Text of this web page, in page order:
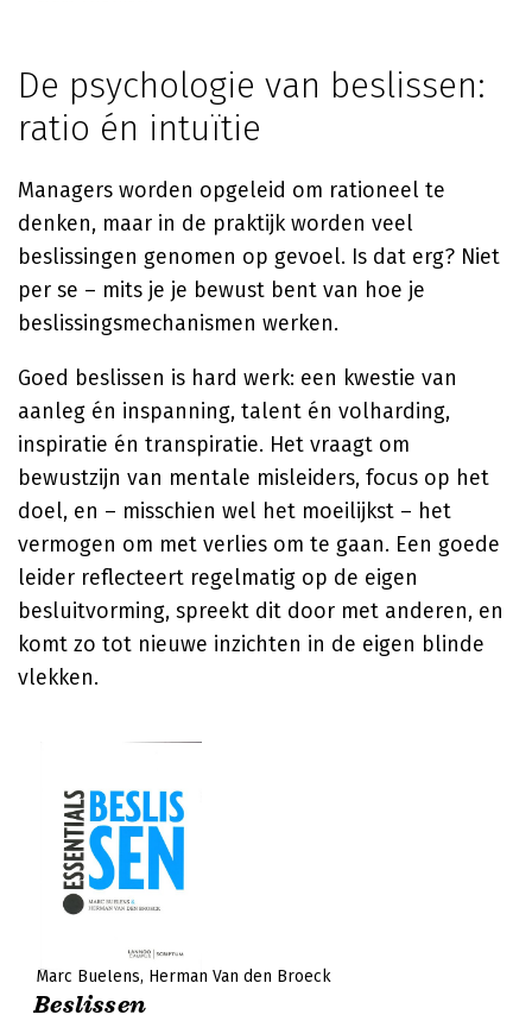
De psychologie van beslissen:
ratio én intuïtie
Managers worden opgeleid om rationeel te
denken, maar in de praktijk worden veel
beslissingen genomen op gevoel. Is dat erg? Niet
per se – mits je je bewust bent van hoe je
beslissingsmechanismen werken.
Goed beslissen is hard werk: een kwestie van
aanleg én inspanning, talent én volharding,
inspiratie én transpiratie. Het vraagt om
bewustzijn van mentale misleiders, focus op het
doel, en – misschien wel het moeilijkst – het
vermogen om met verlies om te gaan. Een goede
leider reflecteert regelmatig op de eigen
besluitvorming, spreekt dit door met anderen, en
komt zo tot nieuwe inzichten in de eigen blinde
vlekken.
Marc Buelens Herman Van den Broeck
Beslissen